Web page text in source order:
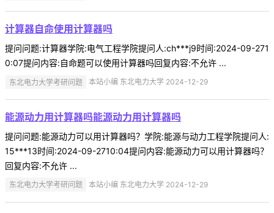
计算器自命使用计算器吗
提问问题:计算器学院:电气工程学院提问人:ch***j9时间:2024-09-271
0:07提问内容:自命题可以使用计算器吗回复内容:不允许 ...
东北电力大学考研问题 本站小编 东北电力大学 2024-12-29
能源动力用计算器吗能源动力用计算器吗
提问问题:能源动力可以用计算器吗？学院:能源与动力工程学院提问人:
15***13时间:2024-09-2710:04提问内容:能源动力可以用计算器吗？
回复内容:不允许 ...
东北电力大学考研问题 本站小编 东北电力大学 2024-12-29